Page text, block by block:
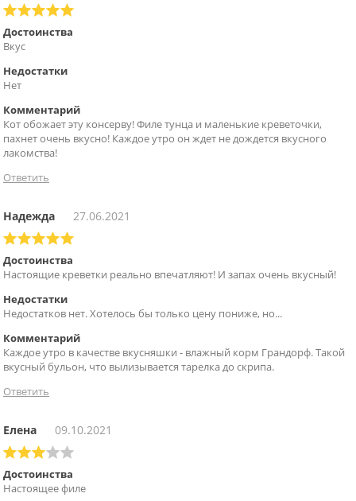
Достоинства
Вкус
Недостатки
Нет
Комментарий
Кот обожает эту консерву! Филе тунца и маленькие креветочки,
пахнет очень вкусно! Каждое утро он ждет не дождется вкусного
лакомства!
Ответить
Надежда 27.06.2021
Достоинства
Настоящие креветки реально впечатляют! И запах очень вкусный!
Недостатки
Недостатков нет. Хотелось бы только цену пониже, но...
Комментарий
Каждое утро в качестве вкусняшки - влажный корм Грандорф. Такой
вкусный бульон, что вылизывается тарелка до скрипа.
Ответить
Елена 09.10.2021
Достоинства
Настоящее филе